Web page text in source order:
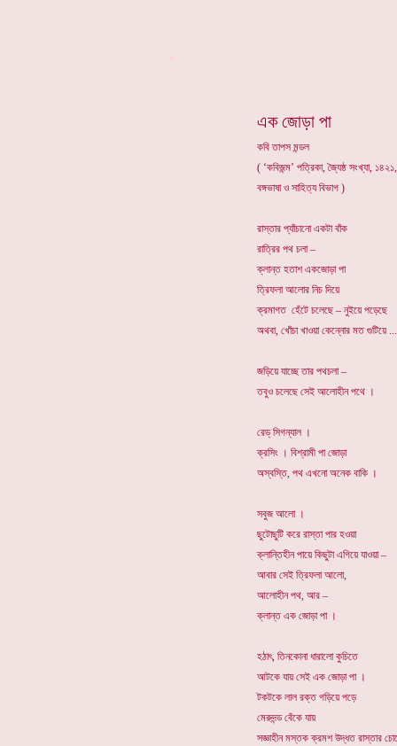
এক জোড়া পা
কবি তাপস মন্ডল
( ‘কবিজন্ম’ পত্রিকা, জ্যৈষ্ঠ সংখ্যা,
বঙ্গভাষা ও সাহিত্য বিভাগ )
রাস্তার প্যাঁচানো একটা বাঁক
রাত্রির পথ চলা –
ক্লান্ত হতাশ একজোড়া পা
ত্রিফলা আলোর নিচ দিয়ে
ক্রমাগত হেঁটে চলেছে – নুইয়ে পড়েছে
অথবা, খোঁচা খাওয়া কেন্নোর মত গুটিয়ে ...
জড়িয়ে যাচ্ছে তার পথচলা –
তবুও চলেছে সেই আলোহীন পথে ।
রেড্ সিগন্যাল ।
ক্রসিং । বিশ্রামী পা জোড়া
অস্বস্তি, পথ এখনো অনেক বাকি ।
সবুজ আলো ।
ছুটোছুটি করে রাস্তা পার হওয়া
ক্লান্তিহীন পায়ে কিছুটা এগিয়ে যাওয়া –
আবার সেই ত্রিফলা আলো,
আলোহীন পথ, আর –
ক্লান্ত এক জোড়া পা ।
হঠাৎ, তিনকোনা ধারালো কুচিতে
আটকে যায় সেই এক জোড়া পা ।
টকটকে লাল রক্ত গড়িয়ে পড়ে
মেরুদন্ড বেঁকে যায়
সজ্ঞাহীন মস্তক ক্রমশ উদ্ধত রাস্তার